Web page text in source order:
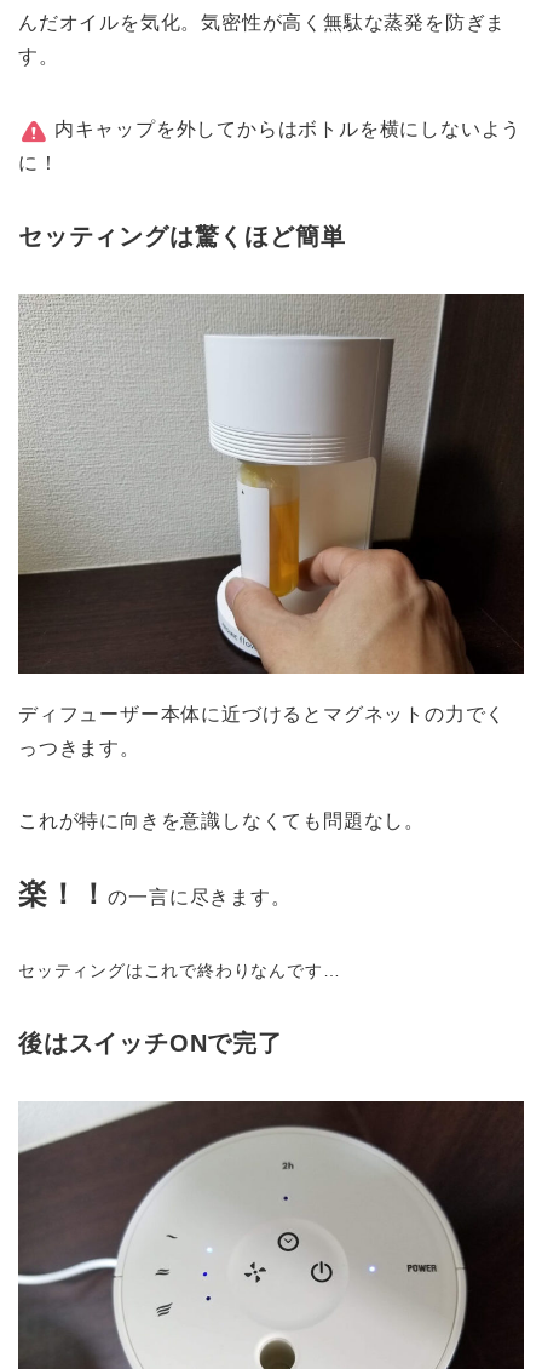
んだオイルを気化。気密性が高く無駄な蒸発を防ぎま
す。
内キャップを外してからはボトルを横にしないよう
に！
セッティングは驚くほど簡単
ディフューザー本体に近づけるとマグネットの力でく
っつきます。
これが特に向きを意識しなくても問題なし。
楽！！の一言に尽きます。
セッティングはこれで終わりなんです…
後はスイッチONで完了